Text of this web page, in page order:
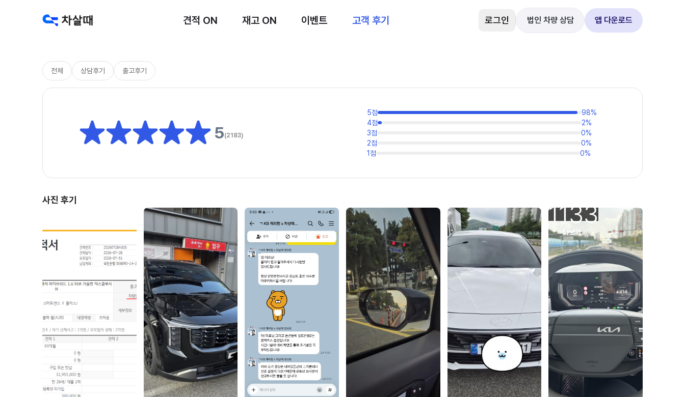
견적 ON 재고 ON 이벤트 고객 후기 로그인 법인 차량 상담 앱 다운로드
전체 상담후기 출고후기
5(2183)
1점 0%
2점 0%
3점 0%
4점 2%
5점 98%
사진 후기
1133
더보기